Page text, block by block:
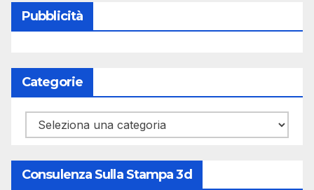
Pubblicità
Categorie
Categorie
Consulenza Sulla Stampa 3d